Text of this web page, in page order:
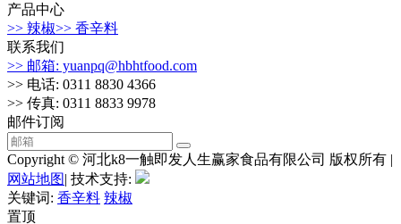
产品中心
>> 辣椒>> 香辛料
联系我们
>> 邮箱: yuanpq@hbhtfood.com
>> 电话: 0311 8830 4366
>> 传真: 0311 8833 9978
邮件订阅
Copyright © 河北k8一触即发人生赢家食品有限公司 版权所有 |
网站地图| 技术支持:
关键词: 香辛料 辣椒
置顶